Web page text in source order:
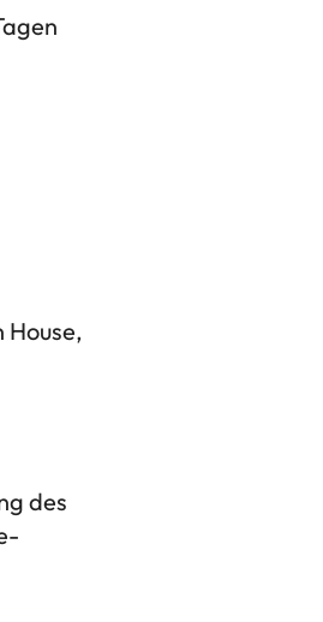
House,
des